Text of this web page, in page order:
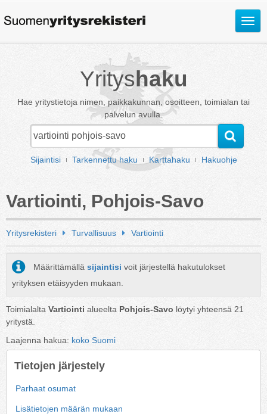
Avaa
Yrityshaku
Hae yritystietoja nimen, paikkakunnan, osoitteen, toimialan tai
palvelun avulla.
Sijaintisi Tarkennettu haku Karttahaku Hakuohje
Vartiointi, Pohjois-Savo
Yritysrekisteri Turvallisuus Vartiointi
Määrittämällä sijaintisi voit järjestellä hakutulokset
yrityksen etäisyyden mukaan.
Toimialalta Vartiointi alueelta Pohjois-Savo löytyi yhteensä 21
yritystä.
Laajenna hakua: koko Suomi
Tietojen järjestely
Parhaat osumat
Lisätietojen määrän mukaan